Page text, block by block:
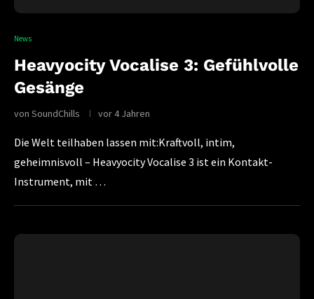
News
Heavyocity Vocalise 3: Gefühlvolle
Gesänge
von SoundChills vor 4 Jahren
Die Welt teilhaben lassen mit:Kraftvoll, intim,
geheimnisvoll – Heavyocity Vocalise 3 ist ein Kontakt-
Instrument, mit …